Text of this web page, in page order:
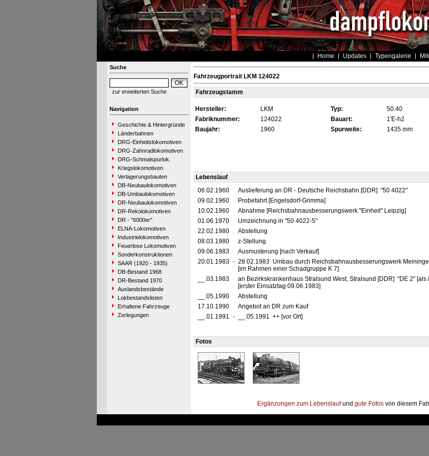
Home Updates Typengalerie
Suche
zur erweiterten Suche
Navigation
Geschichte & Hintergründe
Länderbahnen
DRG-Einheitslokomotiven
DRG-Zahnradlokomotiven
DRG-Schmalspurlok.
Kriegslokomotiven
Verlagerungsbauten
DB-Neubaulokomotiven
DB-Umbaulokomotiven
DR-Neubaulokomotiven
DR-Rekolokomotiven
DR - "6000er"
ELNA-Lokomotiven
Industrielokomotiven
Feuerlose Lokomotiven
Sonderkonstruktionen
SAAR (1920 - 1935)
DB-Bestand 1968
DR-Bestand 1970
Auslandsbestände
Lokbestandslisten
Erhaltene Fahrzeuge
Zerlegungen
Fahrzeugportrait LKM 124022
Fahrzeugstamm
Hersteller: LKM Typ: 50.40
Fabriknummer:
124022 Bauart: 1'E-h2
Baujahr:
1960 Spurweite:
1435 mm
Lebenslauf
06.02.1960
Auslieferung an DR - Deutsche Reichsbahn [DDR] "50 4022"
09.02.1960
Probefahrt [Engelsdorf-Grimma]
10.02.1960
Abnahme [Reichsbahnausbesserungswerk "Einheit" Leipzig]
01.06.1970
Umzeichnung in "50 4022-5"
22.02.1980
Abstellung
08.03.1980
z-Stellung
09.06.1983
Ausmusterung [nach Verkauf]
20.01.1983 - 28.02.1983 Umbau durch Reichsbahnausbesserungswerk
[im Rahmen einer Schadgruppe K 7]
__.03.1983
an Bezirkskrankenhaus Stralsund West, Stralsund [DDR] "DE 2" [als
[erster Einsatztag 09.06.1983]
__.05.1990
Abstellung
17.10.1990
Angebot an DR zum Kauf
__.01.1991 - __.05.1991 ++ [vor Ort]
Fotos
Ergänzungen zum Lebenslaufund gute Fotos von diesem